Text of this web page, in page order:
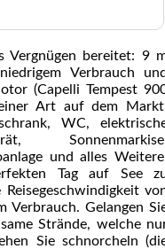
Vergnügen bereitet: 9
Verbrauch
(Capelli Tempest
Art auf dem
WC,
und alles
Tag auf See
Verbrauch. Gelangen
Strände, welche
Sie schnorcheln